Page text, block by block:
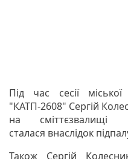
Під час сесії
"КАТП-2608" Сергій
на
сталася внаслідок
Також Сергій